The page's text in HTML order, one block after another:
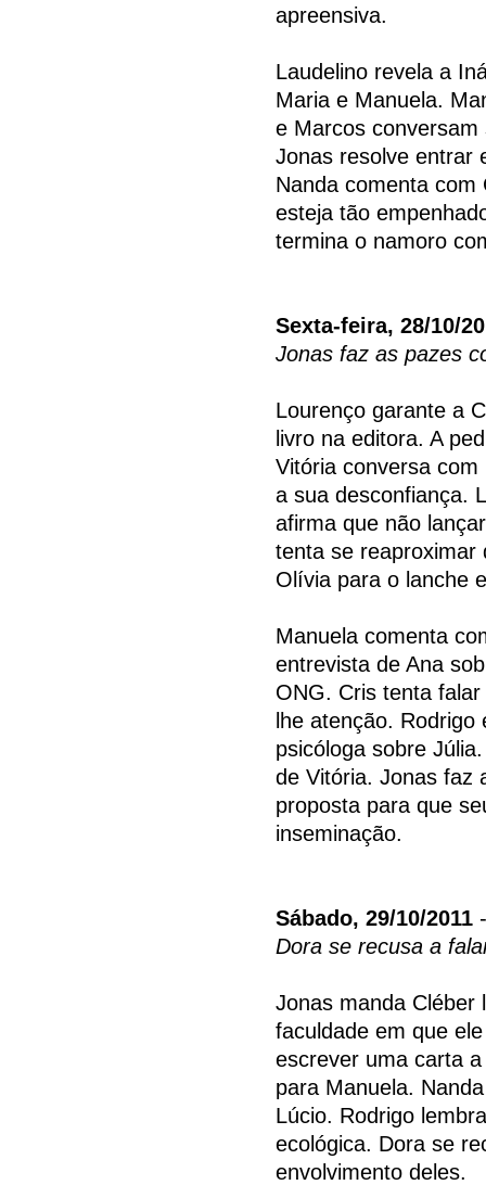
apreensiva.
Laudelino revela a
Maria e Manuela.
e Marcos
Jonas resolve entrar
Nanda comenta com
esteja tão
termina o namoro
Sexta-feira, 28/10/
Jonas faz as pazes
Lourenço garante a
livro na editora. A
Vitória conversa
a sua desconfiança.
afirma que não
tenta se reaproximar
Olívia para o lanche
Manuela comenta
entrevista de Ana
ONG. Cris tenta
lhe atenção. Rodrigo
psicóloga sobre
de Vitória. Jonas faz
proposta para que
inseminação.
Sábado, 29/10/2011
Dora se recusa a
Jonas manda Cléber
faculdade em que
escrever uma carta
para Manuela.
Lúcio. Rodrigo
ecológica. Dora se
envolvimento deles.